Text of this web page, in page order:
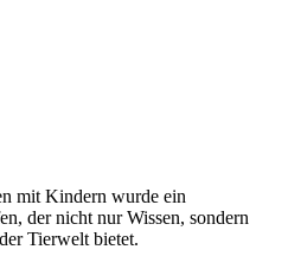
mit Kindern wurde ein
der nicht nur Wissen, sondern
Tierwelt bietet.